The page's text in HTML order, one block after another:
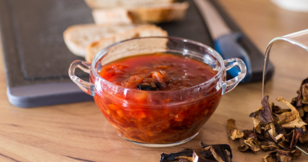
Баклажаны с овощами
ПРАВОСЛАВИЕ ЕДА РЕЦЕПТЫ